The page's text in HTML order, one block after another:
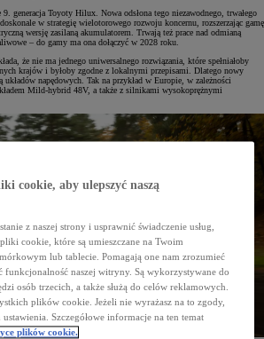
generacja Toyoty Hilux. Nowa odsłona tego niezawodnego, trwałego
w strategię wielotorowego rozwoju koncernu, rozszerzając gamę
wersję zasilaną akumulatorem. Trwają też prace nad odmianą
– do gamy ma ona dołączyć w 2028 roku.
że nie ma jednego uniwersalnego rozwiązania, które spełniałoby
krajów i byłoby zgodne z lokalnymi przepisami. Dlatego nowy
napędowych. Tak na przykład w Europie, w zależności
Mild-hybrid 48V, a także z silnikami wysokoprężnymi
cookie, aby ulepszyć naszą
z naszej strony i usprawnić świadczenie usług,
cookie, które są umieszczane na Twoim
lub tablecie. Pomagają one nam zrozumieć
funkcjonalność naszej witryny. Są wykorzystywane do
osób trzecich, a także służą do celów reklamowych.
plików cookie. Jeżeli nie wyrażasz na to zgody,
Szczegółowe informacje na ten temat
plików cookie.